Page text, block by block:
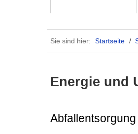
Sie sind hier: Startseite /
Energie und
Abfallentsorgung